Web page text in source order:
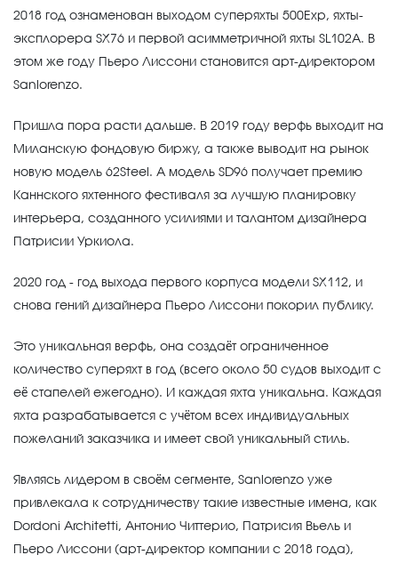
2018 год ознаменован выходом суперяхты 500Exp, яхты-
эксплорера SX76 и первой асимметричной яхты SL102A. В
этом же году Пьеро Лиссони становится арт-директором
Sanlorenzo.
Пришла пора расти дальше. В 2019 году верфь выходит на
Миланскую фондовую биржу, а также выводит на рынок
новую модель 62Steel. А модель SD96 получает премию
Каннского яхтенного фестиваля за лучшую планировку
интерьера, созданного усилиями и талантом дизайнера
Патрисии Уркиола.
2020 год - год выхода первого корпуса модели SX112, и
снова гений дизайнера Пьеро Лиссони покорил публику.
Это уникальная верфь, она создаёт ограниченное
количество суперяхт в год (всего около 50 судов выходит с
её стапелей ежегодно). И каждая яхта уникальна. Каждая
яхта разрабатывается с учётом всех индивидуальных
пожеланий заказчика и имеет свой уникальный стиль.
Являясь лидером в своём сегменте, Sanlorenzo уже
привлекала к сотрудничеству такие известные имена, как
Dordoni Architetti, Антонио Читтерио, Патрисия Вьель и
Пьеро Лиссони (арт-директор компании с 2018 года),